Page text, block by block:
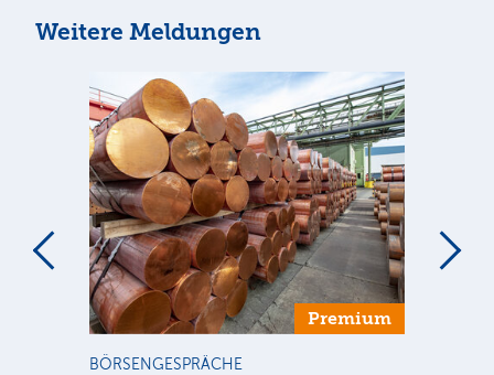
Weitere Meldungen
Premium
BÖRSENGESPRÄCHE